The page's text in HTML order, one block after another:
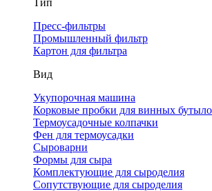
Тип
Пресс-фильтры
Промышленный фильтр
Картон для фильтра
Вид
Укупорочная машина
Корковые пробки для винных
Термоусадочные колпачки
Фен для термоусадки
Сыроварни
Формы для сыра
Комплектующие для сыроделия
Сопутствующие для сыроделия